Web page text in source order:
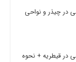
در چیذر و نواحی
در قیطریه + نحوه